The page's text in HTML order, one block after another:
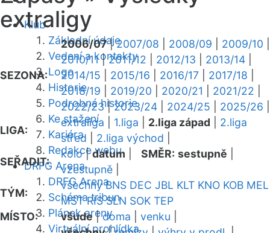
Klub
Základní údaje
Vedení a kontakty
Logo
Historie
Podrobná historie
Ke stažení
Kariéra
Redakce webu
DRFG Arena
DRFG Arena
Schéma tribun
Plánek areny
Virtuální prohlídka
extraligy
SEZONA:
2006/07|2007/08 2008/09 2009/10
2010/11|2011/12 2012/13 2013/14
2014/15
2015/16 2016/17 2017/18
2018/19
2019/20 2020/21 2021/22
2022/23|2023/24 2024/25 2025/26
LIGA:
extraliga 1.liga 2.liga západ
2.liga
střed
2.liga východ
SEŘADIT:
kolo|datum SMĚR: sestupně
vzestupně
TÝM:
všechny BNS DEC JBL KLT KNO KOB MEL
MST RIS SLN SOK TEP
MÍSTO:
všude|doma venku